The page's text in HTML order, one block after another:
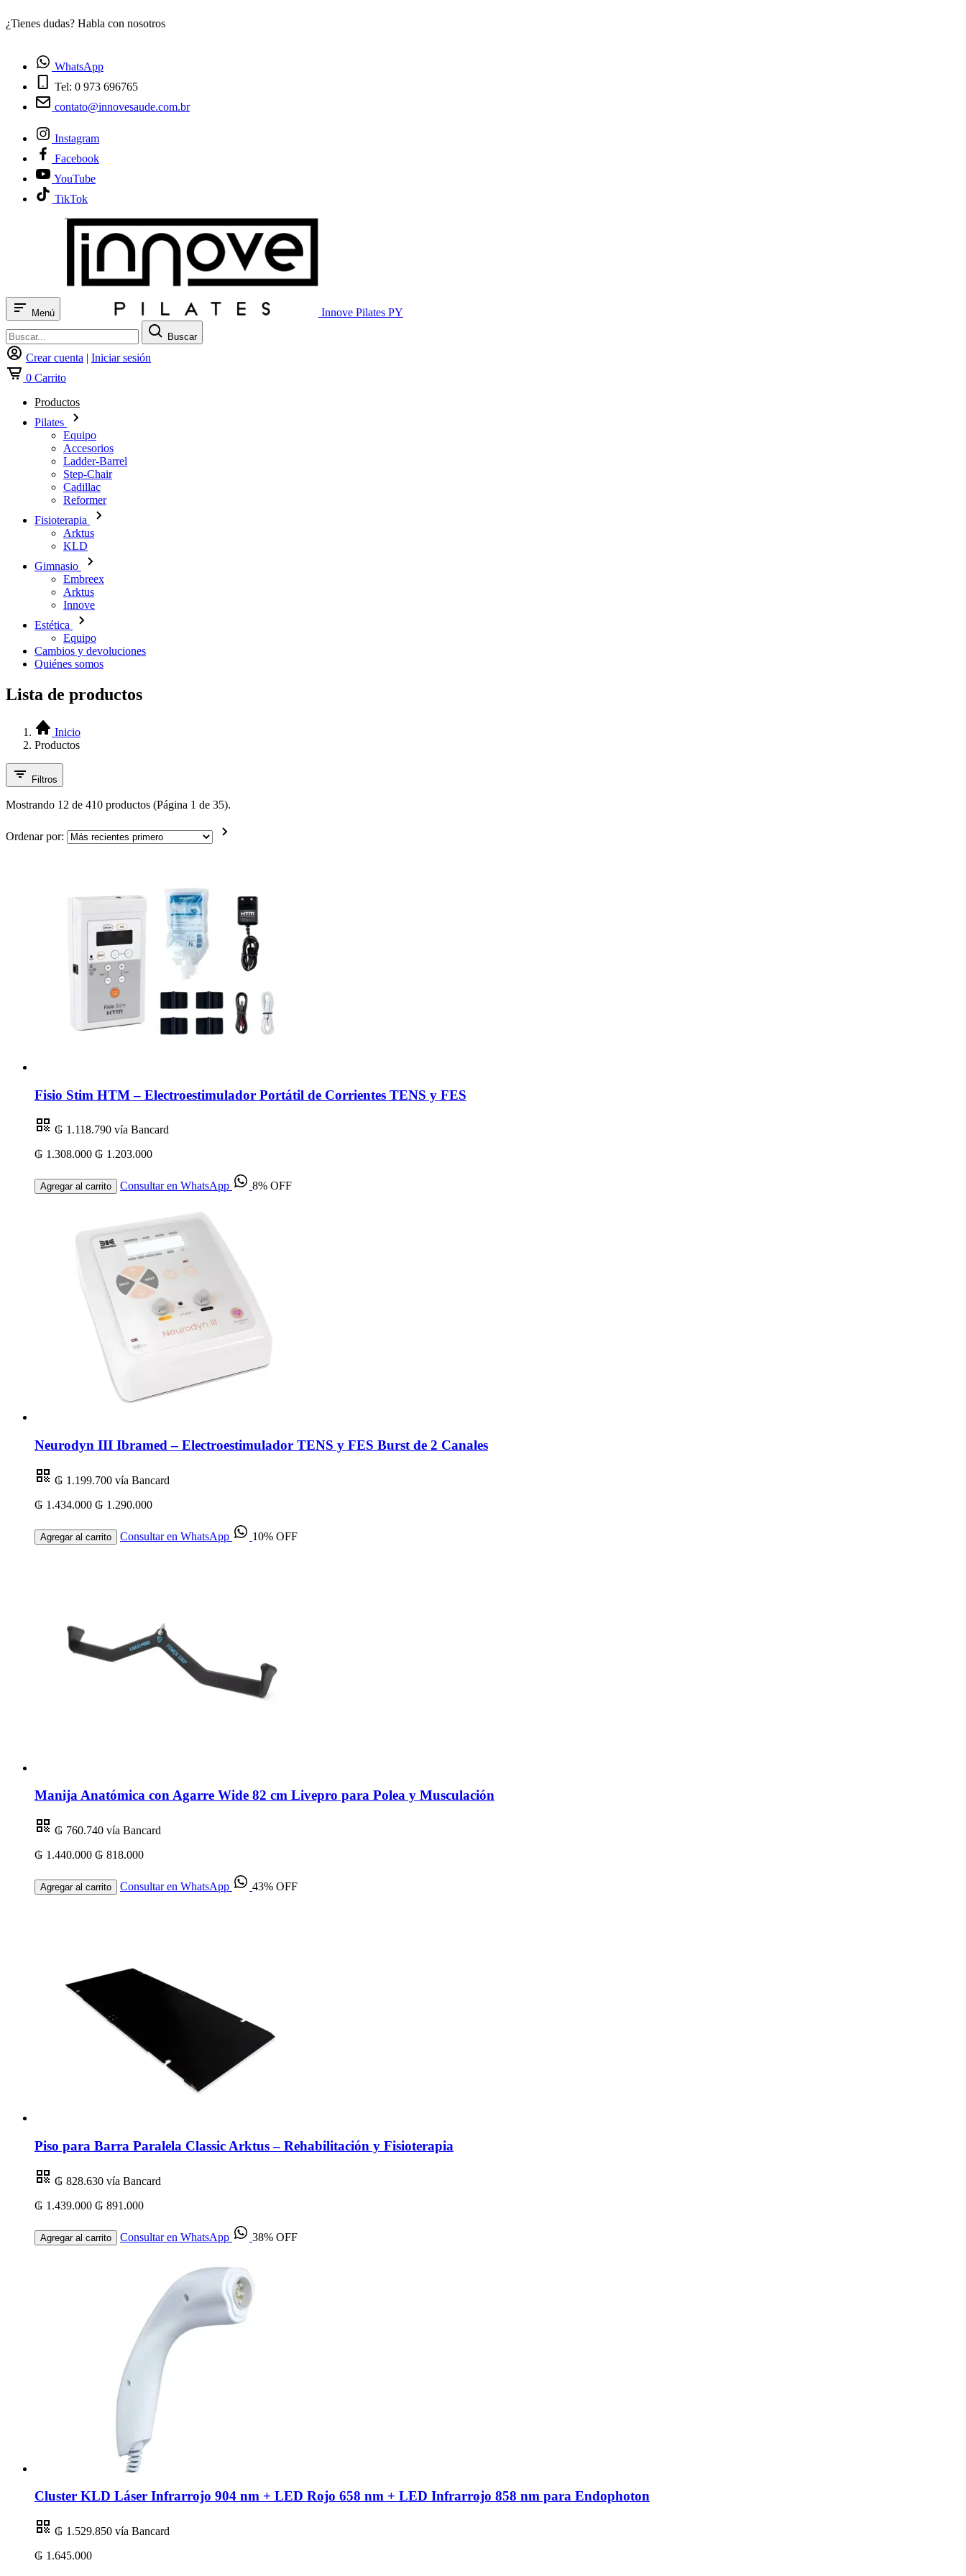
¿Tienes dudas? Habla con nosotros
WhatsApp
Tel: 0 973 696765
contato@innovesaude.com.br
Instagram
Facebook
YouTube
TikTok
Menú Innove Pilates PY
Buscar
Crear cuenta | Iniciar sesión
0 Carrito
Productos
Pilates
Equipo
Accesorios
Ladder-Barrel
Step-Chair
Cadillac
Reformer
Fisioterapia
Arktus
KLD
Gimnasio
Embreex
Arktus
Innove
Estética
Equipo
Cambios y devoluciones
Quiénes somos
Lista de productos
Inicio
Productos
Filtros
Mostrando 12 de 410 productos (Página 1 de 35).
Ordenar por:
Fisio Stim HTM – Electroestimulador Portátil de Corrientes TENS y FES
₲ 1.118.790 vía Bancard
₲ 1.308.000 ₲ 1.203.000
Agregar al carrito Consultar en WhatsApp 8% OFF
Neurodyn III Ibramed – Electroestimulador TENS y FES Burst de 2 Canales
₲ 1.199.700 vía Bancard
₲ 1.434.000 ₲ 1.290.000
Agregar al carrito Consultar en WhatsApp 10% OFF
Manija Anatómica con Agarre Wide 82 cm Livepro para Polea y Musculación
₲ 760.740 vía Bancard
₲ 1.440.000 ₲ 818.000
Agregar al carrito Consultar en WhatsApp 43% OFF
Piso para Barra Paralela Classic Arktus – Rehabilitación y Fisioterapia
₲ 828.630 vía Bancard
₲ 1.439.000 ₲ 891.000
Agregar al carrito Consultar en WhatsApp 38% OFF
Cluster KLD Láser Infrarrojo 904 nm + LED Rojo 658 nm + LED Infrarrojo 858 nm para Endophoton
₲ 1.529.850 vía Bancard
₲ 1.645.000